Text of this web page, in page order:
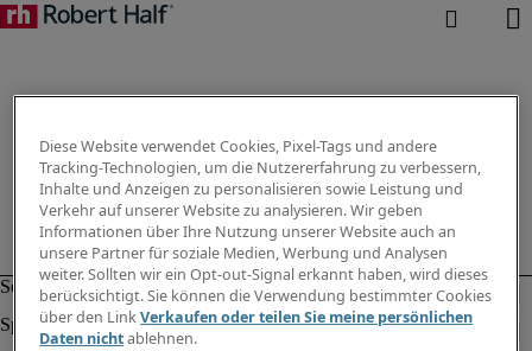
Diese Website verwendet Cookies, Pixel-Tags und andere
Tracking-Technologien, um die Nutzererfahrung zu verbessern,
Inhalte und Anzeigen zu personalisieren sowie Leistung und
Verkehr auf unserer Website zu analysieren. Wir geben
Informationen über Ihre Nutzung unserer Website auch an
unsere Partner für soziale Medien, Werbung und Analysen
weiter. Sollten wir ein Opt-out-Signal erkannt haben, wird dieses
berücksichtigt. Sie können die Verwendung bestimmter Cookies
über den LinkVerkaufen oder teilen Sie meine persönlichen
Daten nichtablehnen.